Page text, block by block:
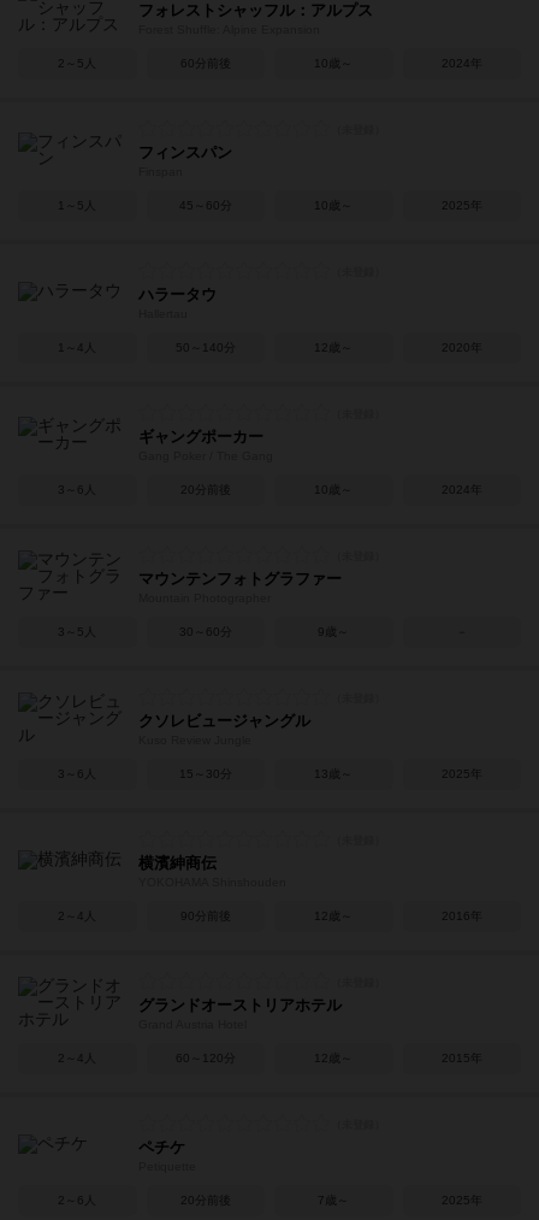
フォレストシャッフル：アルプス
2～5人 60分前後 10歳～ 2024年
フィンスパン
1～5人 45～60分 10歳～ 2025年
ハラータウ
1～4人 50～140分 12歳～ 2020年
ギャングポーカー
3～6人 20分前後 10歳～ 2024年
マウンテンフォトグラファー
3～5人 30～60分 9歳～
クソレビュージャングル
3～6人 15～30分 13歳～ 2025年
横濱紳商伝
2～4人 90分前後 12歳～ 2016年
グランドオーストリアホテル
2～4人 60～120分 12歳～ 2015年
ペチケ
2～6人 20分前後 7歳～ 2025年